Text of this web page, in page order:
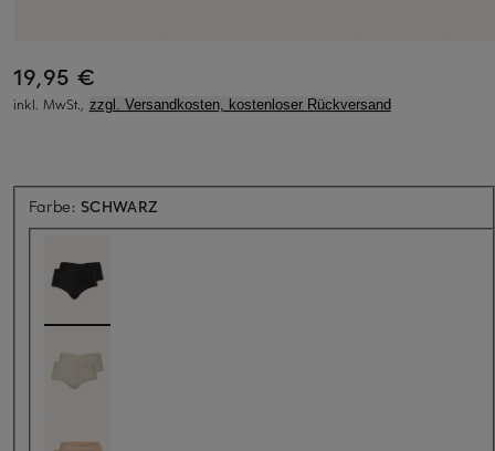
19,95 €
inkl. MwSt., zzgl. Versandkosten, kostenloser Rückversand
Farbe: SCHWARZ